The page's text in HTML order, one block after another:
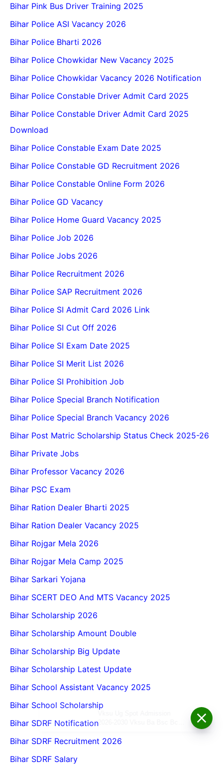
Bihar Pink Bus Driver Training 2025
Bihar Police ASI Vacancy 2026
Bihar Police Bharti 2026
Bihar Police Chowkidar New Vacancy 2025
Bihar Police Chowkidar Vacancy 2026 Notification
Bihar Police Constable Driver Admit Card 2025
Bihar Police Constable Driver Admit Card 2025
Download
Bihar Police Constable Exam Date 2025
Bihar Police Constable GD Recruitment 2026
Bihar Police Constable Online Form 2026
Bihar Police GD Vacancy
Bihar Police Home Guard Vacancy 2025
Bihar Police Job 2026
Bihar Police Jobs 2026
Bihar Police Recruitment 2026
Bihar Police SAP Recruitment 2026
Bihar Police SI Admit Card 2026 Link
Bihar Police SI Cut Off 2026
Bihar Police SI Exam Date 2025
Bihar Police SI Merit List 2026
Bihar Police SI Prohibition Job
Bihar Police Special Branch Notification
Bihar Police Special Branch Vacancy 2026
Bihar Post Matric Scholarship Status Check 2025-26
Bihar Private Jobs
Bihar Professor Vacancy 2026
Bihar PSC Exam
Bihar Ration Dealer Bharti 2025
Bihar Ration Dealer Vacancy 2025
Bihar Rojgar Mela 2026
Bihar Rojgar Mela Camp 2025
Bihar Sarkari Yojana
Bihar SCERT DEO And MTS Vacancy 2025
Bihar Scholarship 2026
Bihar Scholarship Amount Double
Bihar Scholarship Big Update
Bihar Scholarship Latest Update
Bihar School Assistant Vacancy 2025
Bihar School Scholarship
Bihar SDRF Notification
Bihar SDRF Recruitment 2026
Bihar SDRF Salary